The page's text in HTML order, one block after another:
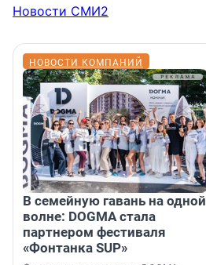
Новости СМИ2
НОВОСТИ КОМПАНИЙ
В семейную гавань на одной
волне: DOGMA стала
партнером фестиваля
«Фонтанка SUP»